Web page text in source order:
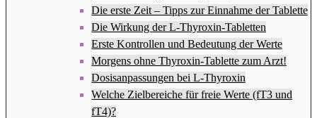
Die erste Zeit – Tipps zur Einnahme der Tablette
Die Wirkung der L-Thyroxin-Tabletten
Erste Kontrollen und Bedeutung der Werte
Morgens ohne Thyroxin-Tablette zum Arzt!
Dosisanpassungen bei L-Thyroxin
Welche Zielbereiche für freie Werte (fT3 und
fT4)?